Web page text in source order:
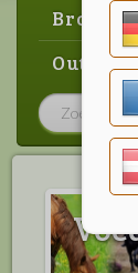
Brood
Outlet